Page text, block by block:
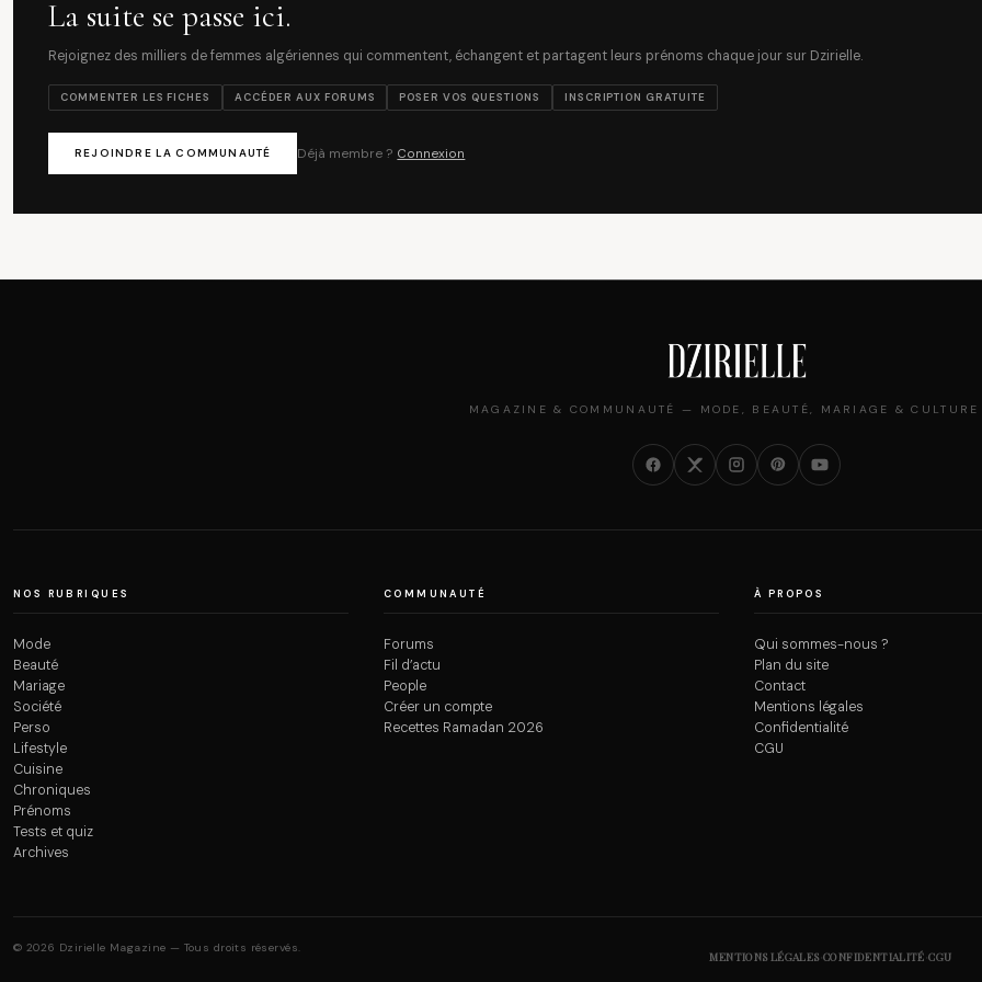
La suite se passe ici.
Rejoignez des milliers de femmes algériennes qui commentent, échangent et partagent leurs prénoms chaque jour sur Dzirielle.
COMMENTER LES FICHES ACCÉDER AUX FORUMS POSER VOS QUESTIONS INSCRIPTION GRATUITE
REJOINDRE LA COMMUNAUTÉ Déjà membre ? Connexion
MAGAZINE & COMMUNAUTÉ — MODE, BEAUTÉ, MARIAGE &
NOS RUBRIQUES
Mode
Beauté
Mariage
Société
Perso
Lifestyle
Cuisine
Chroniques
Prénoms
Tests et quiz
Archives
COMMUNAUTÉ
Forums
Fil d’actu
People
Créer un compte
Recettes Ramadan 2026
À PROPOS
Qui sommes-nous ?
Plan du site
Contact
Mentions légales
Confidentialité
CGU
© 2026 Dzirielle Magazine — Tous droits réservés.
MENTIONS LÉGALES·CONFIDENTIALITÉ·CGU